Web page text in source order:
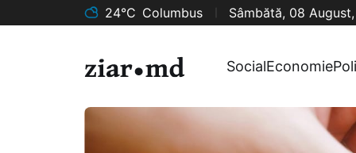
24°C Columbus Sâmbătă, 08
SocialEconomie